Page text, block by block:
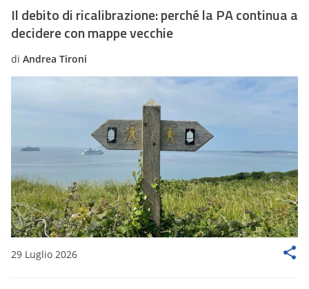
Il debito di ricalibrazione: perché la PA continua a
decidere con mappe vecchie
di Andrea Tironi
29 Luglio 2026